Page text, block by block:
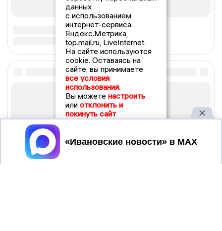
данных
с использованием
интернет-сервиса
Яндекс.Метрика,
top.mail.ru, LiveInternet.
На сайте используются
cookie. Оставаясь на
сайте, вы принимаете
все условия
использования.
Вы можете настроить
или отклонить и
покинуть сайт
Принять